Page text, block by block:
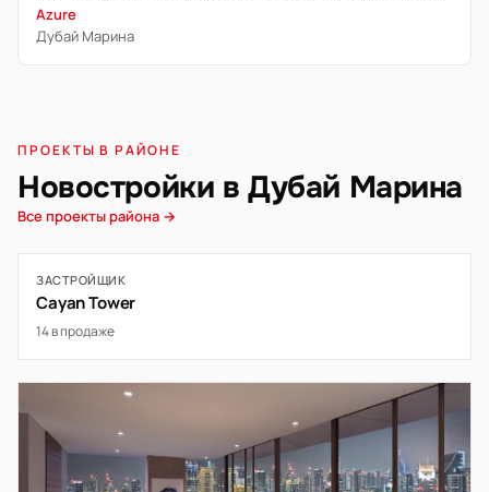
Azure
Дубай Марина
ПРОЕКТЫ В РАЙОНЕ
Новостройки в Дубай Марина
Все проекты района →
ЗАСТРОЙЩИК
Cayan Tower
14 в продаже